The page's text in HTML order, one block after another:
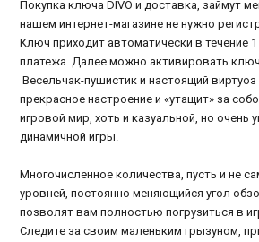
Покупка ключа DIVO и доставка, займут
нашем интернет-магазине не нужно
Ключ приходит автоматически в течение
платежа. Далее можно активировать ключ
Весельчак-пушистик и настоящий виртуоз
прекрасное настроение и «утащит» за
игровой мир, хоть и казуальной, но очень
динамичной игры.
Многочисленное количества, пусть и не
уровней, постоянно меняющийся угол
позволят вам полностью погрузиться в
Следите за своим маленьким грызуном,